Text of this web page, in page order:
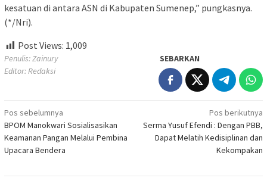
kesatuan di antara ASN di Kabupaten Sumenep,” pungkasnya.
(*/Nri).
Post Views: 1,009
Penulis: Zainury
Editor: Redaksi
SEBARKAN
Navigasi
pos
Pos sebelumnya
BPOM Manokwari Sosialisasikan
Keamanan Pangan Melalui Pembina
Upacara Bendera
Pos berikutnya
Serma Yusuf Efendi : Dengan PBB,
Dapat Melatih Kedisiplinan dan
Kekompakan